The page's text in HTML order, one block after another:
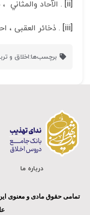
[ii] . الآحاد والمثاني ،
[iii] . ذخائر العقبى ،
برچسب‌ها:اخلاق و
درباره ما
تمامی حقوق مادی و معنوی